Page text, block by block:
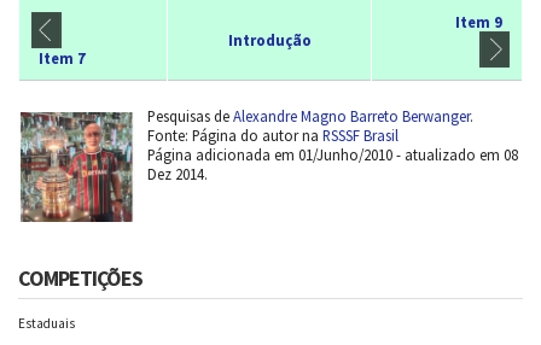
Item 7
Introdução
Item 9
Pesquisas deAlexandre Magno Barreto Berwanger.
Fonte: Página do autor na RSSSF Brasil
Página adicionada em 01/Junho/2010 - atualizado em 08
Dez 2014.
COMPETIÇÕES
Estaduais